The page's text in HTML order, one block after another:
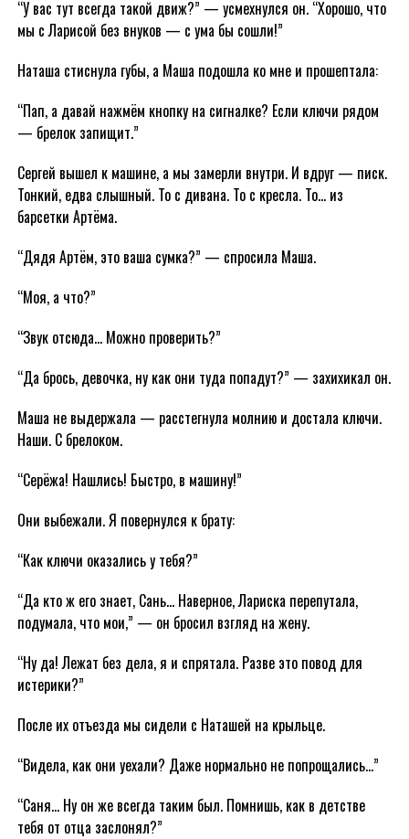
“У вас тут всегда такой движ?” — усмехнулся он. “Хорошо, что
мы с Ларисой без внуков — с ума бы сошли!”
Наташа стиснула губы, а Маша подошла ко мне и прошептала:
“Пап, а давай нажмём кнопку на сигналке? Если ключи рядом
— брелок запищит.”
Сергей вышел к машине, а мы замерли внутри. И вдруг — писк.
Тонкий, едва слышный. То с дивана. То с кресла. То… из
барсетки Артёма.
“Дядя Артём, это ваша сумка?” — спросила Маша.
“Моя, а что?”
“Звук отсюда… Можно проверить?”
“Да брось, девочка, ну как они туда попадут?” — захихикал он.
Маша не выдержала — расстегнула молнию и достала ключи.
Наши. С брелоком.
“Серёжа! Нашлись! Быстро, в машину!”
Они выбежали. Я повернулся к брату:
“Как ключи оказались у тебя?”
“Да кто ж его знает, Сань… Наверное, Лариска перепутала,
подумала, что мои,” — он бросил взгляд на жену.
“Ну да! Лежат без дела, я и спрятала. Разве это повод для
истерики?”
После их отъезда мы сидели с Наташей на крыльце.
“Видела, как они уехали? Даже нормально не попрощались…”
“Саня… Ну он же всегда таким был. Помнишь, как в детстве
тебя от отца заслонял?”